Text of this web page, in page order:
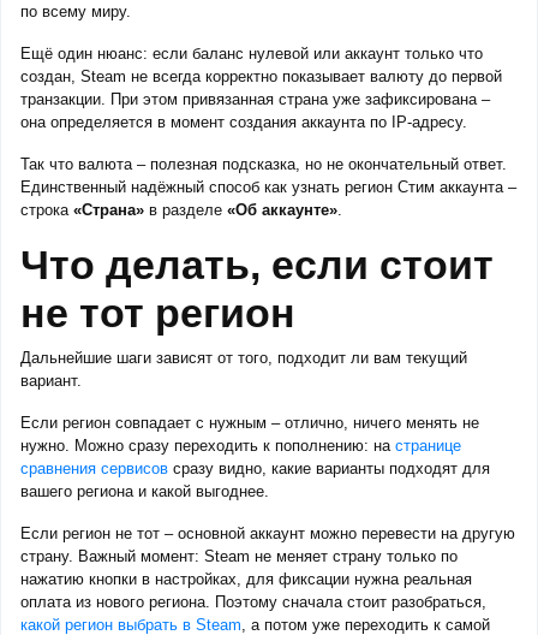
по всему миру.
Ещё один нюанс: если баланс нулевой или аккаунт только что
создан, Steam не всегда корректно показывает валюту до первой
транзакции. При этом привязанная страна уже зафиксирована –
она определяется в момент создания аккаунта по IP-адресу.
Так что валюта – полезная подсказка, но не окончательный ответ.
Единственный надёжный способ как узнать регион Стим аккаунта –
строка «Страна» в разделе «Об аккаунте»
Что делать, если стоит
не тот регион
Дальнейшие шаги зависят от того, подходит ли вам текущий
вариант.
Если регион совпадает с нужным – отлично, ничего менять не
нужно. Можно сразу переходить к пополнению: на странице
сравнения сервисов сразу видно, какие варианты подходят для
вашего региона и какой выгоднее.
Если регион не тот – основной аккаунт можно перевести на другую
страну. Важный момент: Steam не меняет страну только по
нажатию кнопки в настройках, для фиксации нужна реальная
оплата из нового региона. Поэтому сначала стоит разобраться,
какой регион выбрать в Steam , а потом уже переходить к самой